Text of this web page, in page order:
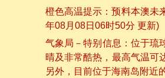
橙色高温提示：预料本澳未
年08月08日06时50分 更新)
气象局－特别信息：位于琉
晴及非常酷热，最高气温可
另外，目前位于海南岛附近